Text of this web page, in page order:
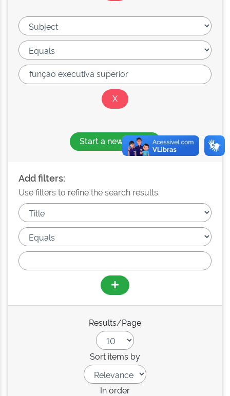
Start a new search
Add filters:
Use filters to refine the search results.
Results/Page
Sort items by
In order